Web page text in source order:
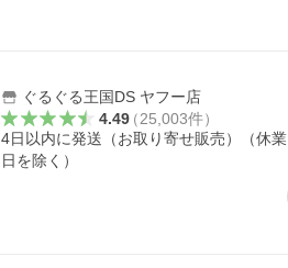
ぐるぐる王国DS ヤフー店
4.49（25,003件）
4日以内に発送（お取り寄せ販売）（休業
日を除く）